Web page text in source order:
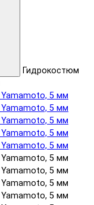
Гидрокостюм